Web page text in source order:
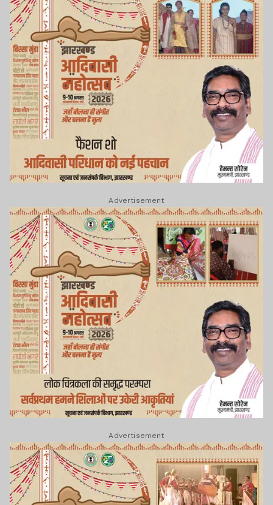
Advertisement
Advertisement